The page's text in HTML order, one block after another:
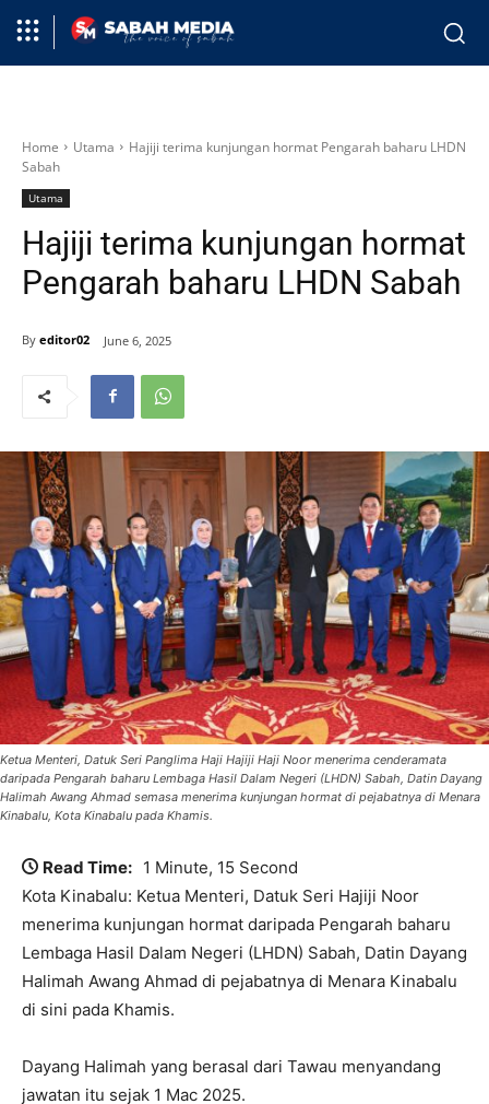
Home Utama
Hajiji terima kunjungan hormat Pengarah baharu LHDN
Sabah
Utama
Hajiji terima kunjungan hormat
Pengarah baharu LHDN Sabah
By editor02 June 6, 2025
Ketua Menteri, Datuk Seri Panglima Haji Hajiji Haji Noor menerima cenderamata
daripada Pengarah baharu Lembaga Hasil Dalam Negeri (LHDN) Sabah, Datin Dayang
Halimah Awang Ahmad semasa menerima kunjungan hormat di pejabatnya di Menara
Kinabalu, Kota Kinabalu pada Khamis.
Read Time: 1 Minute, 15 Second
Kota Kinabalu: Ketua Menteri, Datuk Seri Hajiji Noor
menerima kunjungan hormat daripada Pengarah baharu
Lembaga Hasil Dalam Negeri (LHDN) Sabah, Datin Dayang
Halimah Awang Ahmad di pejabatnya di Menara Kinabalu
di sini pada Khamis.
Dayang Halimah yang berasal dari Tawau menyandang
jawatan itu sejak 1 Mac 2025.